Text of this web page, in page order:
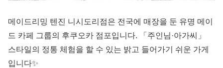
메이드리밍 텐진 니시도리점은 전국에 매장을 둔 유명 메이
드 카페 그룹의 후쿠오카 점포입니다. 「주인님·아가씨」
스타일의 정통 체험을 할 수 있는 밝고 들어가기 쉬운 가게
입니다✨